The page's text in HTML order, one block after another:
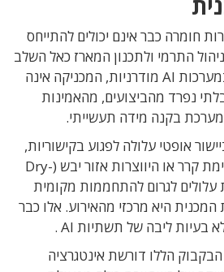
חומרה כבר אינם יכולים להתייחס
התרמי ולתכנון המארז כאל השלב
AI מודרניות, המכניקה אינה
נפרד מהביצועים, מהאמינות
בקנה מידה תעשייתי.
אופטי עלולה לפגוע בקישוריות,
קרר או היווצרות אזור יבש (Dry-
עלולים לגרום להתחממות מקומית
היא מרכזי מהאירוע. אלו כבר
בעיות ליבה של תשתיות AI .
הללו דורשת אינטגרציה